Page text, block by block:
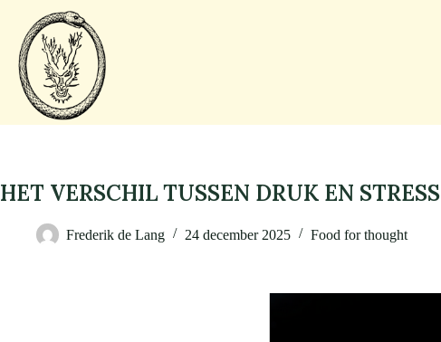
HET VERSCHIL TUSSEN DRUK EN STRESS
Frederik de Lang 24 december 2025 Food for thought